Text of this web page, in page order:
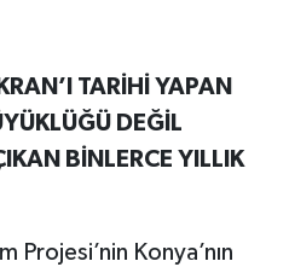
TARİHİ YAPAN
DEĞİL
BİNLERCE YILLIK
Projesi’nin Konya’nın